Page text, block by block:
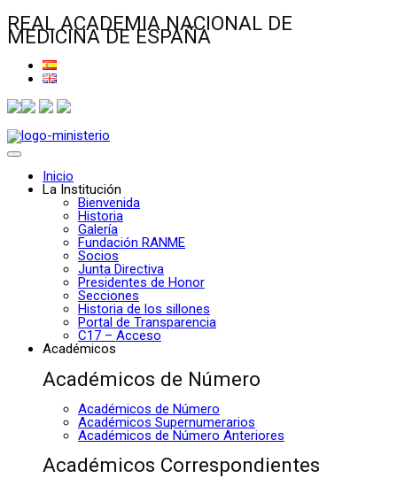
REAL ACADEMIA NACIONAL DE
MEDICINA DE ESPAÑA
Inicio
La Institución
Bienvenida
Historia
Galería
Fundación RANME
Socios
Junta Directiva
Presidentes de Honor
Secciones
Historia de los sillones
Portal de Transparencia
C17 – Acceso
Académicos
Académicos de Número
Académicos de Número
Académicos Supernumerarios
Académicos de Número Anteriores
Académicos Correspondientes